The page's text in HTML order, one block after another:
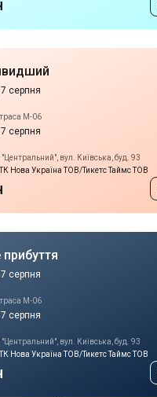
7 серпня
М-06
7 серпня
вул. Київська, буд. 93
Нова Україна ТОВ/Тикетс Таймс ТОВ
прибуття
7 серпня
М-06
7 серпня
вул. Київська, буд. 93
Нова Україна ТОВ/Тикетс Таймс ТОВ